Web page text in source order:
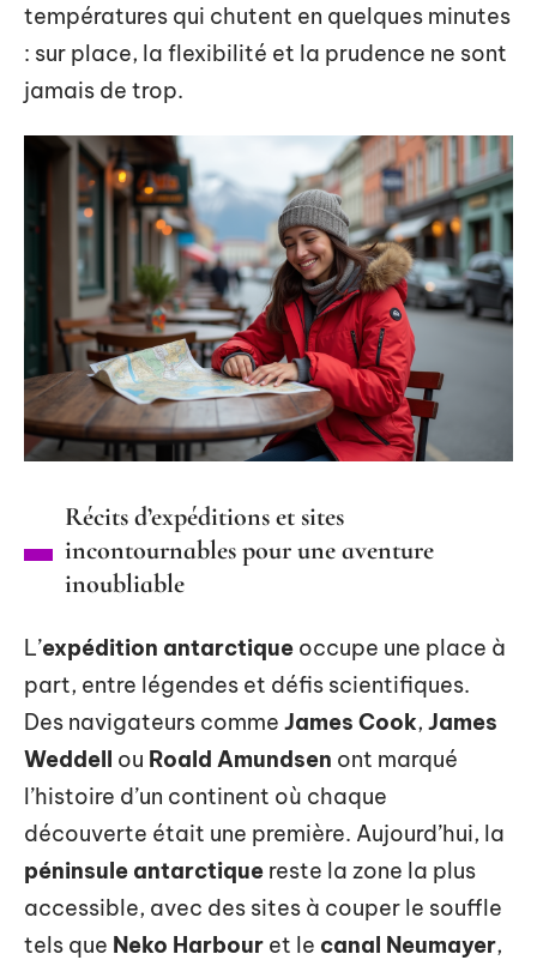
températures qui chutent en quelques minutes
: sur place, la flexibilité et la prudence ne sont
jamais de trop.
Récits d’expéditions et sites
incontournables pour une aventure
inoubliable
L’expédition antarctique occupe une place à
part, entre légendes et défis scientifiques.
Des navigateurs comme James Cook, James
Weddell ou Roald Amundsen ont marqué
l’histoire d’un continent où chaque
découverte était une première. Aujourd’hui, la
péninsule antarctique reste la zone la plus
accessible, avec des sites à couper le souffle
tels que Neko Harbour et le canal Neumayer,